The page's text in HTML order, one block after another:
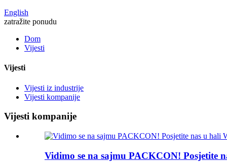
English
zatražite ponudu
Dom
Vijesti
Vijesti
Vijesti iz industrije
Vijesti kompanije
Vijesti kompanije
Vidimo se na sajmu PACKCON! Posjetite